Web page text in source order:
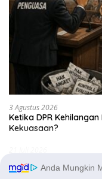
3 Agustus 2026
Ketika DPR
Kekuasaan?